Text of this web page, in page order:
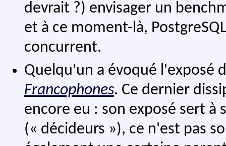
devrait ?) envisager un
et à ce moment-là,
concurrent.
Quelqu'un a évoqué l'exposé
Francophones. Ce dernier
encore eu : son exposé sert à
(« décideurs »), ce n'est pas